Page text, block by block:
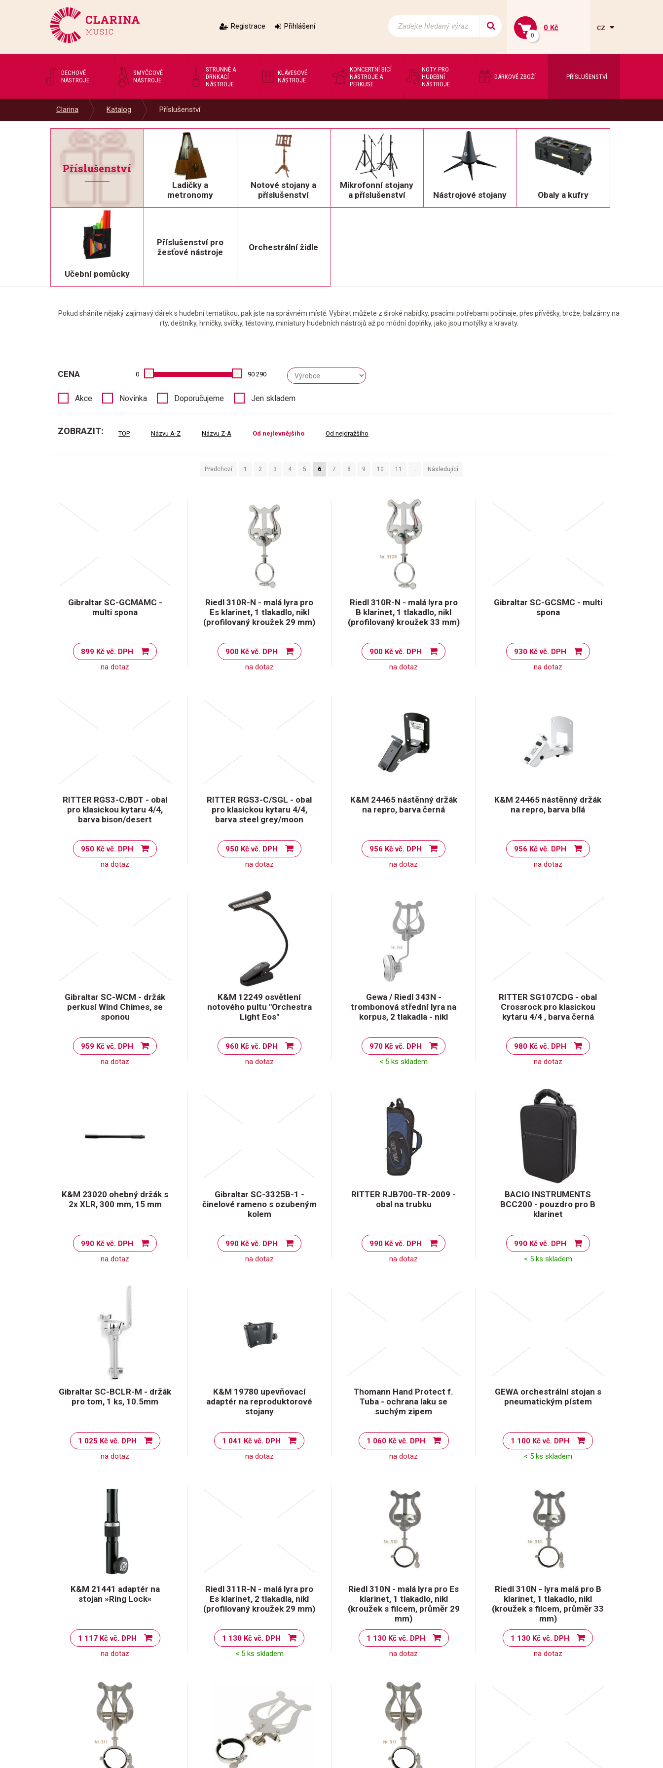
Registrace Přihlášení
0
0 Kč cz
DECHOVÉ
NÁSTROJE
SMYČCOVÉ
NÁSTROJE
STRUNNÉ A
DRNKACÍ
NÁSTROJE
KLÁVESOVÉ
NÁSTROJE
KONCERTNÍ BICÍ
NÁSTROJE A
PERKUSE
NOTY PRO
HUDEBNÍ
NÁSTROJE
DÁRKOVÉ ZBOŽÍ PŘÍSLUŠENSTVÍ
Clarina Katalog Příslušenství
Příslušenství
Ladičky a
metronomy
Notové stojany a
příslušenství
Mikrofonní stojany
a příslušenství
Nástrojové stojany Obaly a kufry
Učební pomůcky
Příslušenství pro
žesťové nástroje
Orchestrální židle
Pokud sháníte nějaký zajímavý dárek s hudební tematikou, pak jste na správném místě. Vybírat můžete z široké nabídky, psacími potřebami počínaje, přes přívěšky, brože, balzámy na
rty, deštníky, hrníčky, svíčky, těstoviny, miniatury hudebních nástrojů až po módní doplňky, jako jsou motýlky a kravaty.
CENA 0 90 290
Akce Novinka Doporučujeme Jen skladem
ZOBRAZIT: TOP Názvu A-Z Názvu Z-A Od nejlevnějšího Od nejdražšího
Předchozí 1 2 3 4 5 6 7 8 9 10 11 .. Následující
Gibraltar SC-GCMAMC -
multi spona
899 Kč vč. DPH
na dotaz
Riedl 310R-N - malá lyra pro
Es klarinet, 1 tlakadlo, nikl
(profilovaný kroužek 29 mm)
900 Kč vč. DPH
na dotaz
Riedl 310R-N - malá lyra pro
B klarinet, 1 tlakadlo, nikl
(profilovaný kroužek 33 mm)
900 Kč vč. DPH
na dotaz
Gibraltar SC-GCSMC - multi
spona
930 Kč vč. DPH
na dotaz
RITTER RGS3-C/BDT - obal
pro klasickou kytaru 4/4,
barva bison/desert
950 Kč vč. DPH
na dotaz
RITTER RGS3-C/SGL - obal
pro klasickou kytaru 4/4,
barva steel grey/moon
950 Kč vč. DPH
na dotaz
K&M 24465 nástěnný držák
na repro, barva černá
956 Kč vč. DPH
na dotaz
K&M 24465 nástěnný držák
na repro, barva bílá
956 Kč vč. DPH
na dotaz
Gibraltar SC-WCM - držák
perkusí Wind Chimes, se
sponou
959 Kč vč. DPH
na dotaz
K&M 12249 osvětlení
notového pultu "Orchestra
Light Eos"
960 Kč vč. DPH
na dotaz
Gewa / Riedl 343N -
trombonová střední lyra na
korpus, 2 tlakadla - nikl
970 Kč vč. DPH
< 5 ks skladem
RITTER SG107CDG - obal
Crossrock pro klasickou
kytaru 4/4 , barva černá
980 Kč vč. DPH
na dotaz
K&M 23020 ohebný držák s
2x XLR, 300 mm, 15 mm
990 Kč vč. DPH
na dotaz
Gibraltar SC-3325B-1 -
činelové rameno s ozubeným
kolem
990 Kč vč. DPH
na dotaz
RITTER RJB700-TR-2009 -
obal na trubku
990 Kč vč. DPH
na dotaz
BACIO INSTRUMENTS
BCC200 - pouzdro pro B
klarinet
990 Kč vč. DPH
< 5 ks skladem
Gibraltar SC-BCLR-M - držák
pro tom, 1 ks, 10.5mm
1 025 Kč vč. DPH
na dotaz
K&M 19780 upevňovací
adaptér na reproduktorové
stojany
1 041 Kč vč. DPH
na dotaz
Thomann Hand Protect f.
Tuba - ochrana laku se
suchým zipem
1 060 Kč vč. DPH
na dotaz
GEWA orchestrální stojan s
pneumatickým pístem
1 100 Kč vč. DPH
< 5 ks skladem
K&M 21441 adaptér na
stojan »Ring Lock«
1 117 Kč vč. DPH
na dotaz
Riedl 311R-N - malá lyra pro
Es klarinet, 2 tlakadla, nikl
(profilovaný kroužek 29 mm)
1 130 Kč vč. DPH
< 5 ks skladem
Riedl 310N - malá lyra pro Es
klarinet, 1 tlakadlo, nikl
(kroužek s filcem, průměr 29
mm)
1 130 Kč vč. DPH
na dotaz
Riedl 310N - lyra malá pro B
klarinet, 1 tlakadlo, nikl
(kroužek s filcem, průměr 33
mm)
1 130 Kč vč. DPH
na dotaz